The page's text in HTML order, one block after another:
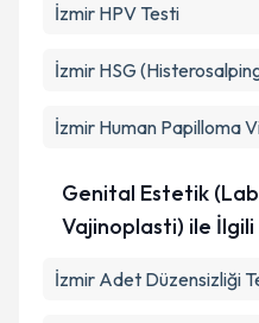
İzmir HPV Testi
İzmir HSG
İzmir Human Papilloma
Genital Estetik
Vajinoplasti) ile
İzmir Adet Düzensizliği